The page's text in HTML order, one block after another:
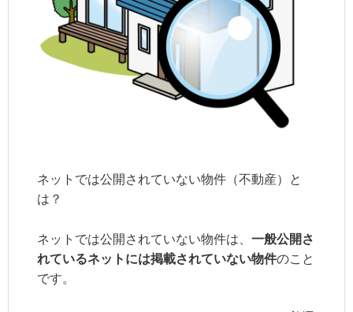
ネットでは公開されていない物件（不動産）と
は？
ネットでは公開されていない物件は、 一般公開さ
れているネットには掲載されていない物件のこと
です。